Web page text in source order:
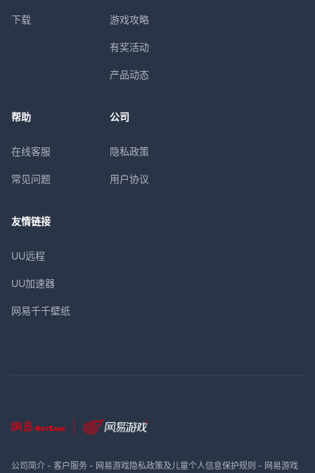
下载 游戏攻略
有奖活动
产品动态
帮助
在线客服
常见问题
公司
隐私政策
用户协议
友情链接
UU远程
UU加速器
网易千千壁纸
公司简介- 客户服务- 网易游戏隐私政策及儿童个人信息保护规则 - 网易游戏